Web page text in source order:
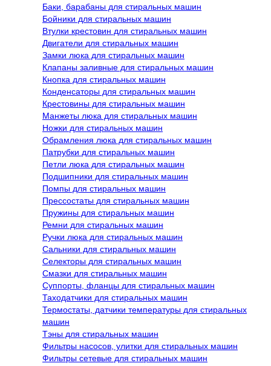
Баки, барабаны для стиральных машин
Бойники для стиральных машин
Втулки крестовин для стиральных машин
Двигатели для стиральных машин
Замки люка для стиральных машин
Клапаны заливные для стиральных машин
Кнопка для стиральных машин
Конденсаторы для стиральных машин
Крестовины для стиральных машин
Манжеты люка для стиральных машин
Ножки для стиральных машин
Обрамления люка для стиральных машин
Патрубки для стиральных машин
Петли люка для стиральных машин
Подшипники для стиральных машин
Помпы для стиральных машин
Прессостаты для стиральных машин
Пружины для стиральных машин
Ремни для стиральных машин
Ручки люка для стиральных машин
Сальники для стиральных машин
Селекторы для стиральных машин
Смазки для стиральных машин
Суппорты, фланцы для стиральных машин
Таходатчики для стиральных машин
Термостаты, датчики температуры для стиральных
машин
Тэны для стиральных машин
Фильтры насосов, улитки для стиральных машин
Фильтры сетевые для стиральных машин